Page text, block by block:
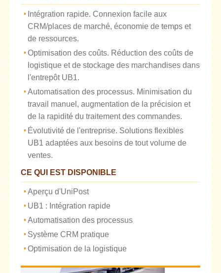
Intégration rapide. Connexion facile aux
CRM/places de marché, économie de temps et
de ressources.
Optimisation des coûts. Réduction des coûts de
logistique et de stockage des marchandises dans
l'entrepôt UB1.
Automatisation des processus. Minimisation du
travail manuel, augmentation de la précision et
de la rapidité du traitement des commandes.
Évolutivité de l'entreprise. Solutions flexibles
UB1 adaptées aux besoins de tout volume de
ventes.
CE QUI EST DISPONIBLE
Aperçu d'UniPost
UB1 : Intégration rapide
Automatisation des processus
Système CRM pratique
Optimisation de la logistique